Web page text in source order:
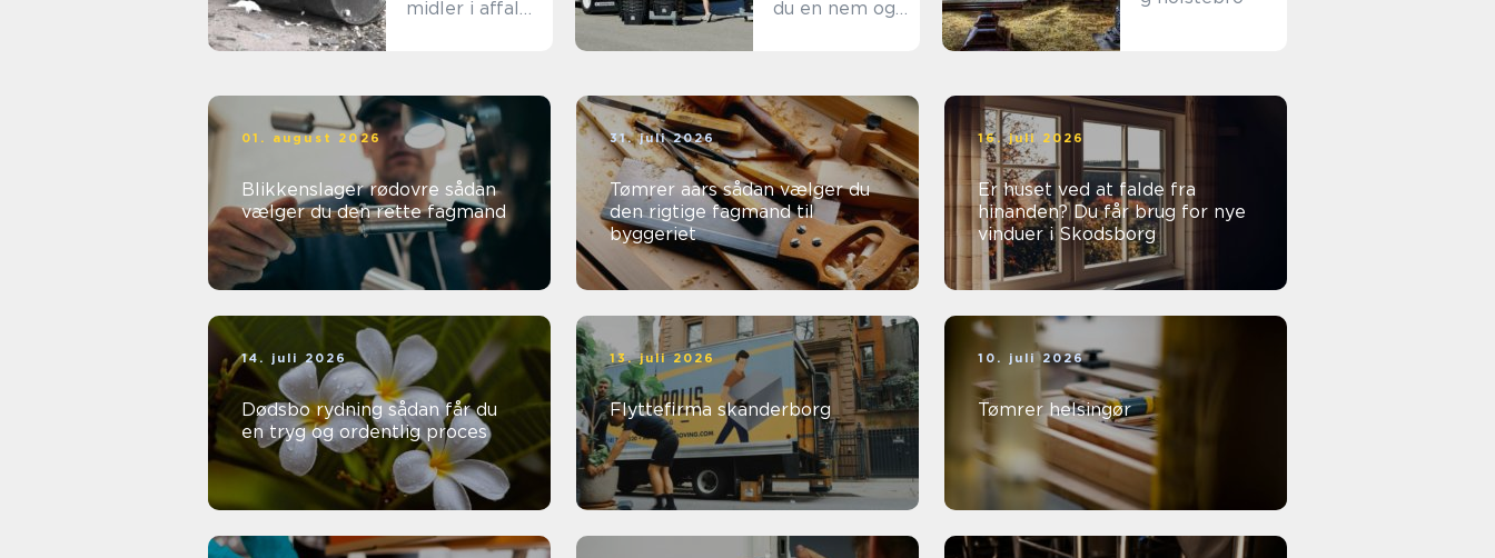
midler i affald:
du en nem og
01. august 2026
Blikkenslager rødovre sådan
vælger du den rette fagmand
31. juli 2026
Tømrer aars sådan vælger du
den rigtige fagmand til
byggeriet
16. juli 2026
Er huset ved at falde fra
hinanden? Du får brug for nye
vinduer i Skodsborg
14. juli 2026
Dødsbo rydning sådan får du
en tryg og ordentlig proces
13. juli 2026
Flyttefirma skanderborg
10. juli 2026
Tømrer helsingør